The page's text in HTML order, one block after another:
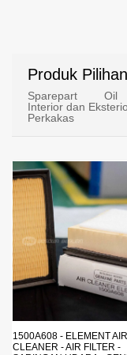
Produk Pilihan
Sparepart Oil
Interior dan
Perkakas
4013A330 - ARM ASSY FR
LWR RH - KAMPAK